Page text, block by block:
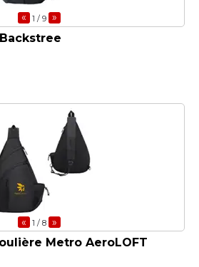
« 1 / 9 »
« 1 / 8 »
Metro AeroLOFT